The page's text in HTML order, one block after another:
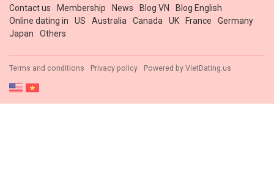
Contact us Membership News Blog VN
Blog English
Online dating in
US Australia Canada UK France
Germany
Japan
Others
Terms and conditions Privacy policy Powered by VietDating.us